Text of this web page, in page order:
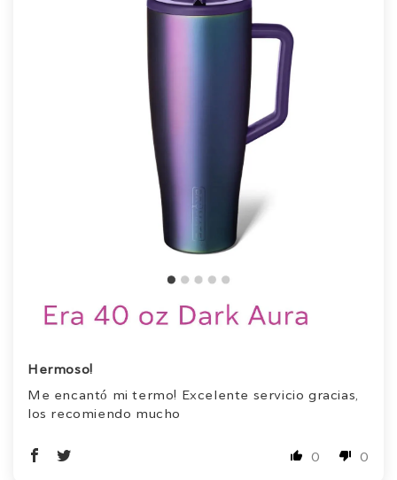
Hermoso!
Me encantó mi termo! Excelente servicio gracias,
los recomiendo mucho
0 0